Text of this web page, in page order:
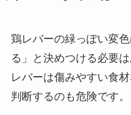
鶏レバーの緑っぽい変
る」と決めつける必要
レバーは傷みやすい食
判断するのも危険です。